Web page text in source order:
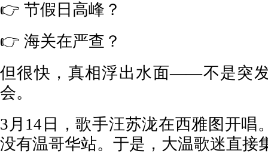
👉 节假日高峰？
👉 海关在严查？
但很快，真相浮出水面——不是突
会。
3月14日，歌手汪苏泷在西雅图开
没有温哥华站。于是，大温歌迷直接